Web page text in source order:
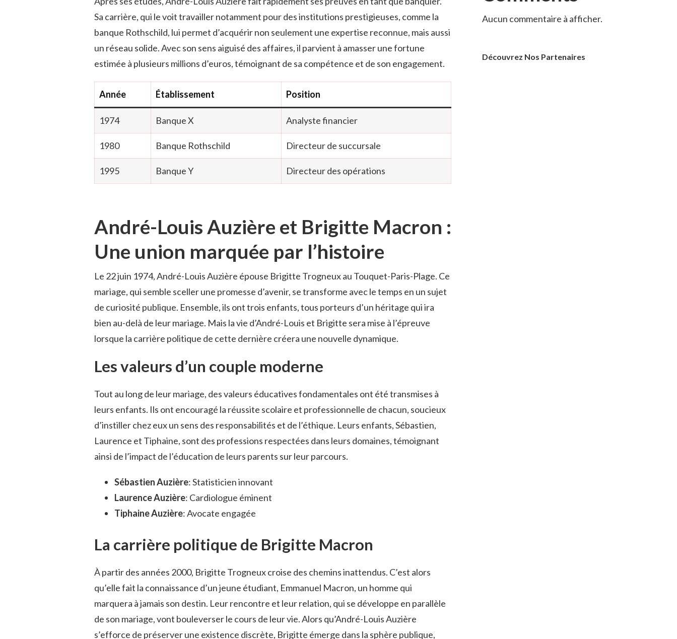
Sa carrière, qui le voit travailler notamment pour des institutions prestigieuses, comme la
banque Rothschild, lui permet d’acquérir non seulement une expertise reconnue, mais aussi
un réseau solide. Avec son sens aiguisé des affaires, il parvient à amasser une fortune
estimée à plusieurs millions d’euros, témoignant de sa compétence et de son engagement.
Année Établissement Position
1974 Banque X Analyste financier
1980 Banque Rothschild Directeur de succursale
1995 Banque Y Directeur des opérations
André-Louis Auzière et Brigitte Macron :
Une union marquée par l’histoire
Le 22 juin 1974, André-Louis Auzière épouse Brigitte Trogneux au Touquet-Paris-Plage. Ce
mariage, qui semble sceller une promesse d’avenir, se transforme avec le temps en un sujet
de curiosité publique. Ensemble, ils ont trois enfants, tous porteurs d’un héritage qui ira
bien au-delà de leur mariage. Mais la vie d’André-Louis et Brigitte sera mise à l’épreuve
lorsque la carrière politique de cette dernière créera une nouvelle dynamique.
Les valeurs d’un couple moderne
Tout au long de leur mariage, des valeurs éducatives fondamentales ont été transmises à
leurs enfants. Ils ont encouragé la réussite scolaire et professionnelle de chacun, soucieux
d’instiller chez eux un sens des responsabilités et de l’éthique. Leurs enfants, Sébastien,
Laurence et Tiphaine, sont des professions respectées dans leurs domaines, témoignant
ainsi de l’impact de l’éducation de leurs parents sur leur parcours.
Sébastien Auzière: Statisticien innovant
Laurence Auzière: Cardiologue éminent
Tiphaine Auzière: Avocate engagée
La carrière politique de Brigitte Macron
À partir des années 2000, Brigitte Trogneux croise des chemins inattendus. C’est alors
qu’elle fait la connaissance d’un jeune étudiant, Emmanuel Macron, un homme qui
marquera à jamais son destin. Leur rencontre et leur relation, qui se développe en parallèle
de son mariage, vont bouleverser le cours de leur vie. Alors qu’André-Louis Auzière
s’efforce de préserver une existence discrète, Brigitte émerge dans la sphère publique,
Aucun commentaire à afficher.
Découvrez Nos Partenaires